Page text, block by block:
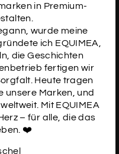
Daten des Pferdes
(z.B.
wir uns alle Daten,
der FN Datenbank
Du sparst dir dann
in Premium-
wurde meine
ich EQUIMEA,
die Geschichten
fertigen wir
Heute tragen
unsere Marken, und
Mit EQUIMEA
– für alle, die das
❤️